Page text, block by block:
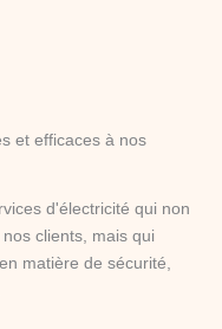
et efficaces à nos
d'électricité qui non
clients, mais qui
matière de sécurité,